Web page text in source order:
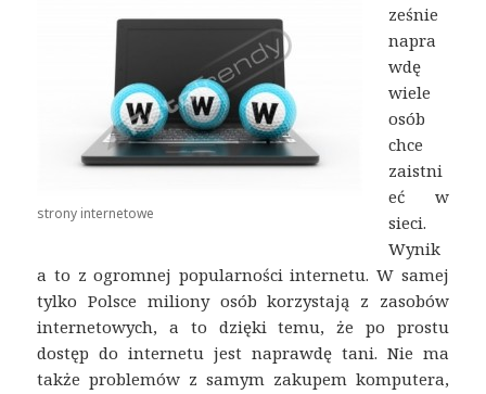
strony internetowe
ześnie
napra
wdę
wiele
osób
chce
zaistni
eć w
sieci.
Wynik
a to z ogromnej popularności internetu. W samej
tylko Polsce miliony osób korzystają z zasobów
internetowych, a to dzięki temu, że po prostu
dostęp do internetu jest naprawdę tani. Nie ma
także problemów z samym zakupem komputera,